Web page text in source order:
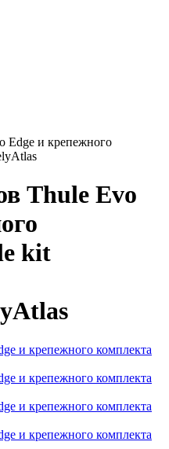
Edge и крепежного
Thule Evo
kit